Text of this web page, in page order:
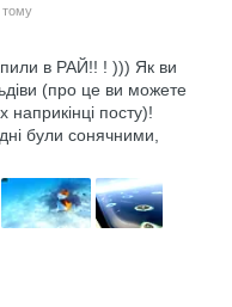
тому
в РАЙ!! ! ))) Як ви
(про це ви можете
посту)!
були сонячними,